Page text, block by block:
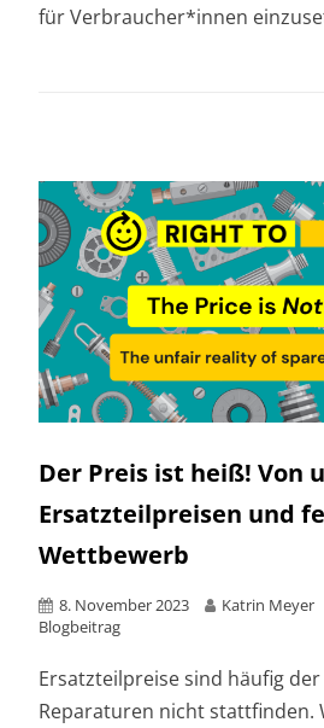
für Verbraucher*innen
Der Preis ist heiß! Von
Ersatzteilpreisen und
Wettbewerb
8. November 2023 Katrin Meyer
Blogbeitrag
Ersatzteilpreise sind häufig
Reparaturen nicht stattfinden.